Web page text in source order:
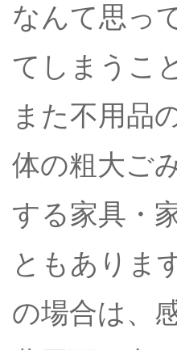
なんて思っ
てしまうこ
また不用品
体の粗大ご
する家具・
ともありま
の場合は、